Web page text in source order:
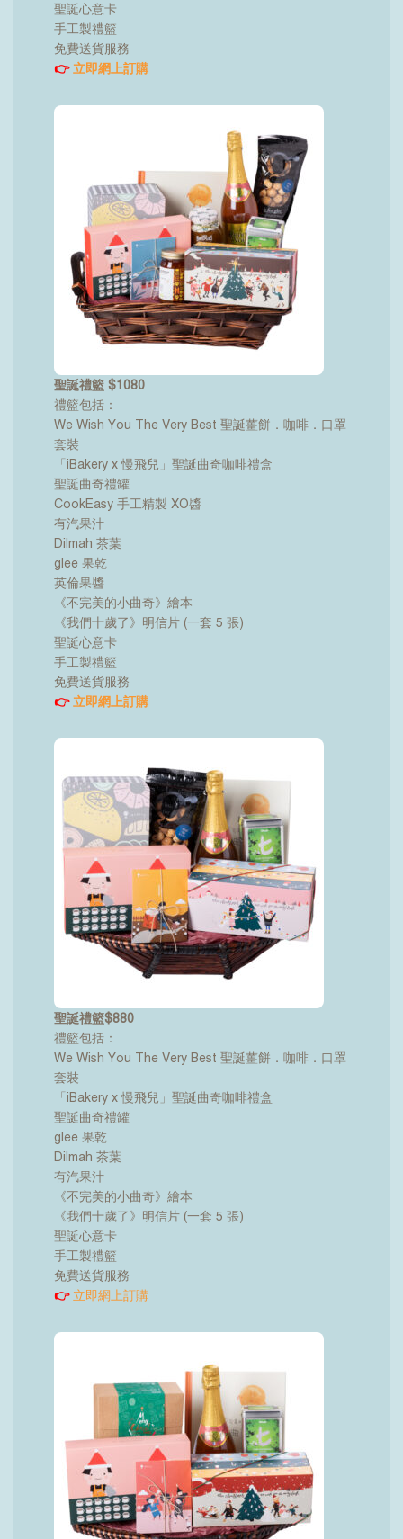
聖誕心意卡
手工製禮籃
免費送貨服務
👉立即網上訂購
聖誕禮籃 $1080
禮籃包括：
We Wish You The Very Best 聖誕薑餅．咖啡．口罩
套裝
「iBakery x 慢飛兒」聖誕曲奇咖啡禮盒
聖誕曲奇禮罐
CookEasy 手工精製 XO醬
有汽果汁
Dilmah 茶葉
glee 果乾
英倫果醬
《不完美的小曲奇》繪本
《我們十歲了》明信片 (一套 5 張)
聖誕心意卡
手工製禮籃
免費送貨服務
👉立即網上訂購
聖誕禮籃$880
禮籃包括：
We Wish You The Very Best 聖誕薑餅．咖啡．口罩
套裝
「iBakery x 慢飛兒」聖誕曲奇咖啡禮盒
聖誕曲奇禮罐
glee 果乾
Dilmah 茶葉
有汽果汁
《不完美的小曲奇》繪本
《我們十歲了》明信片 (一套 5 張)
聖誕心意卡
手工製禮籃
免費送貨服務
👉 立即網上訂購